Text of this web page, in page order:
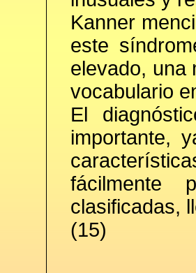
Kanner
este
elevado, una
vocabulario
El
importante,
fácilmente
clasificadas,
(15)